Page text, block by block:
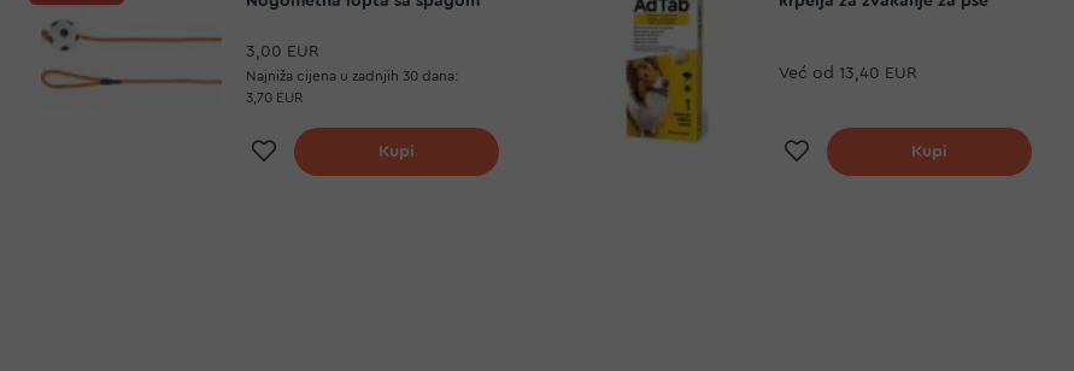
3,00 EUR
Najniža cijena u zadnjih 30 dana:
3,70 EUR
Dodaj na listu želja
Kupi
Već od 13,40 EUR
Dodaj na listu želja
Kupi